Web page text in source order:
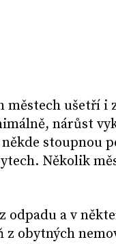
městech ušetří i
nárůst
stoupnou
Několik
odpadu a v
z obytných